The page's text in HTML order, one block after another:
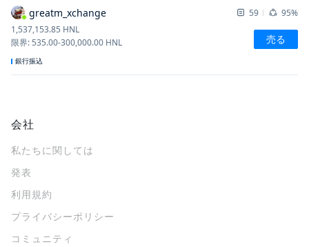
greatm_xchange 59
95%
1,537,153.85 HNL
限界:535.00-300,000.00 HNL 売る
銀行振込
会社
私たちに関しては
発表
利用規約
プライバシーポリシー
コミュニティ